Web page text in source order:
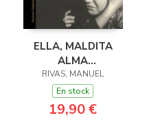
ELLA, MALDITA
ALMA
(ED.AMPLIADA)
RIVAS, MANUEL
En stock
19,90 €